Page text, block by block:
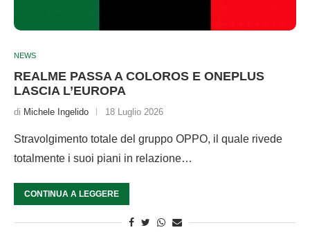
NEWS
REALME PASSA A COLOROS E ONEPLUS
LASCIA L’EUROPA
di Michele Ingelido 18 Luglio 2026
Stravolgimento totale del gruppo OPPO, il quale rivede
totalmente i suoi piani in relazione…
CONTINUA A LEGGERE